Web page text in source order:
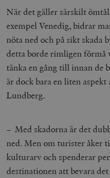
När det gäller särskilt
exempel Venedig, bidrar
nöta ned och på sikt skada
detta borde rimligen förmå
tänka en gång till innan de
är dock bara en liten aspekt
Lundberg.
– Med skadorna är det
ned. Men om turister åker
kulturarv och spenderar
destinationen att bevara